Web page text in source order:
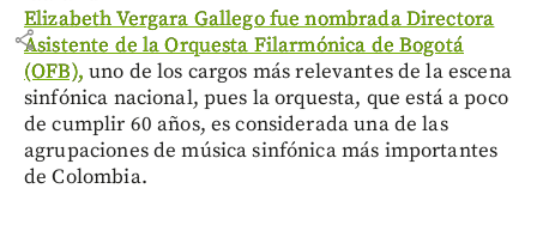
share
Elizabeth Vergara Gallego fue nombrada Directora
Asistente de la Orquesta Filarmónica de Bogotá
(OFB), uno de los cargos más relevantes de la escena
sinfónica nacional, pues la orquesta, que está a poco
de cumplir 60 años, es considerada una de las
agrupaciones de música sinfónica más importantes
de Colombia.